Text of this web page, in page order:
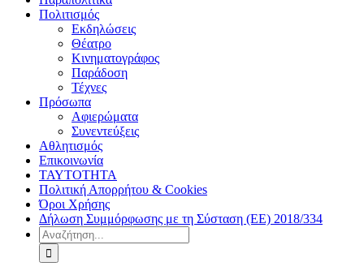
Πολιτισμός
Εκδηλώσεις
Θέατρο
Κινηματογράφος
Παράδοση
Τέχνες
Πρόσωπα
Αφιερώματα
Συνεντεύξεις
Αθλητισμός
Επικοινωνία
ΤΑΥΤΟΤΗΤΑ
Πολιτική Απορρήτου & Cookies
Όροι Χρήσης
Δήλωση Συμμόρφωσης με τη Σύσταση (ΕΕ) 2018/334
Αναζήτηση
για: